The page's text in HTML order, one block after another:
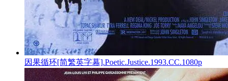
因果循环[简繁英字幕].Poetic.Justice.1993.CC.1080p